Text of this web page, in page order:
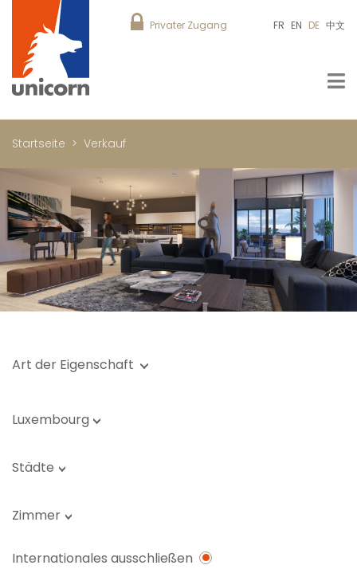
Privater Zugang FR EN DE 中文
Startseite Verkauf
Art der Eigenschaft
Luxembourg
Städte
Zimmer
Internationales ausschließen